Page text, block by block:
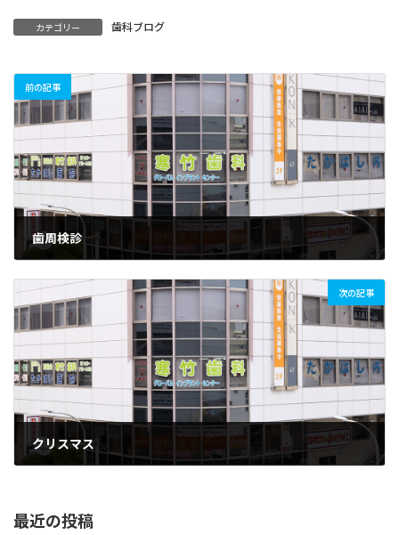
カテゴリー 歯科ブログ
前の記事
歯周検診
次の記事
クリスマス
最近の投稿